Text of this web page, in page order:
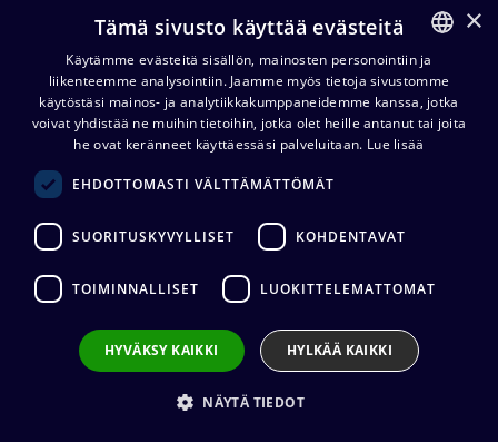
MuxLab 500536 USB-C 3.2 Gen1
Dual HDMI Extender Kit, 100m
1 064,00 (alv. 0 %)
FINNISH
ENGLISH
×
Tämä sivusto käyttää evästeitä
Käytämme evästeitä sisällön, mainosten personointiin ja
liikenteemme analysointiin. Jaamme myös tietoja sivustomme
käytöstäsi mainos- ja analytiikkakumppaneidemme kanssa, jotka
voivat yhdistää ne muihin tietoihin, jotka olet heille antanut tai joita
he ovat keränneet käyttäessäsi palveluitaan. Lue lisää
EHDOTTOMASTI VÄLTTÄMÄTTÖMÄT
SUORITUSKYVYLLISET KOHDENTAVAT
TOIMINNALLISET LUOKITTELEMATTOMAT
HYVÄKSY KAIKKI HYLKÄÄ KAIKKI
NÄYTÄ TIEDOT